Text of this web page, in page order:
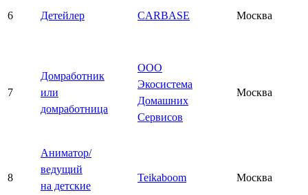
6 Детейлер CARBASE Москва
7
Домработник
или
домработница
ООО
Экосистема
Домашних
Сервисов
Москва
8
Аниматор/
ведущий
на детские
Teikaboom Москва